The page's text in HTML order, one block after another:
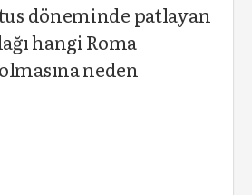
döneminde patlayan
hangi Roma
neden